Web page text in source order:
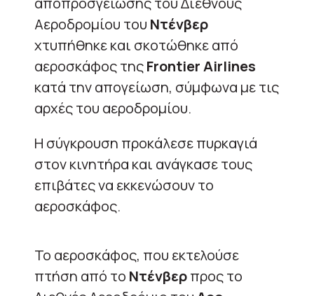
Αεροδρομίου του Ντένβερ
χτυπήθηκε και σκοτώθηκε από
αεροσκάφος τηςFrontier Airlines
κατά την απογείωση, σύμφωνα με τις
αρχές του αεροδρομίου.
Η σύγκρουση προκάλεσε πυρκαγιά
στον κινητήρα και ανάγκασε τους
επιβάτες να εκκενώσουν το
αεροσκάφος.
Το αεροσκάφος, που εκτελούσε
πτήση από το Ντένβερπρος το